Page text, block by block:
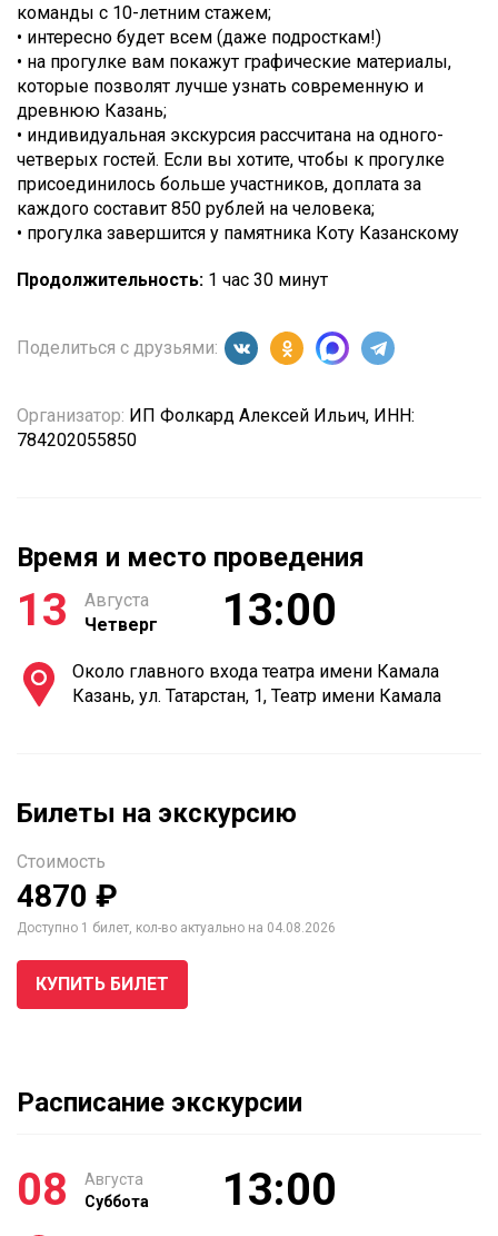
команды с 10-летним стажем;
• интересно будет всем (даже подросткам!)
• на прогулке вам покажут графические материалы,
которые позволят лучше узнать современную и
древнюю Казань;
• индивидуальная экскурсия рассчитана на одного-
четверых гостей. Если вы хотите, чтобы к прогулке
присоединилось больше участников, доплата за
каждого составит 850 рублей на человека;
• прогулка завершится у памятника Коту Казанскому
Продолжительность: 1 час 30 минут
Поделиться с друзьями:
Организатор: ИП Фолкард Алексей Ильич, ИНН:
784202055850
Время и место проведения
13
Августа
Четверг
13:00
Около главного входа театра имени Камала
Казань, ул. Татарстан, 1, Театр имени Камала
Билеты на экскурсию
Стоимость
4870 ₽
Доступно 1 билет, кол-во актуально на 04.08.2026
КУПИТЬ БИЛЕТ
Расписание экскурсии
08
Августа
Суббота
13:00